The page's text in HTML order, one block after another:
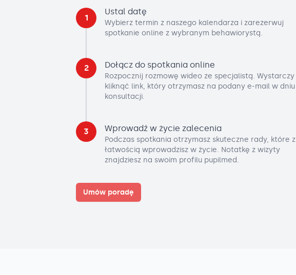
1
Ustal datę
Wybierz termin z naszego kalendarza i zarezerwuj
spotkanie online z wybranym behawiorystą.
2 Dołącz do spotkania online
Rozpocznij rozmowę wideo ze specjalistą. Wystarczy
kliknąć link, który otrzymasz na podany e-mail w dniu
konsultacji.
3 Wprowadź w życie zalecenia
Podczas spotkania otrzymasz skuteczne rady, które z
łatwością wprowadzisz w życie. Notatkę z wizyty
znajdziesz na swoim profilu pupilmed.
Umów poradę